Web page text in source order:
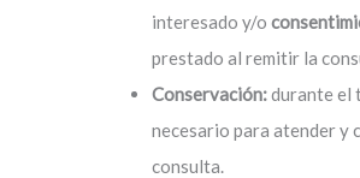
interesado y/o
prestado al remitir la
Conservación:durante el
necesario para atender y
consulta.